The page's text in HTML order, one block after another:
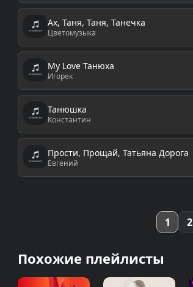
Ах, Таня, Таня, Танечка
Цветомузыка
My Love Танюха
Игорек
Танюшка
Константин
Прости, Прощай, Татьяна Дорога
Евгений
1 2
Похожие плейлисты